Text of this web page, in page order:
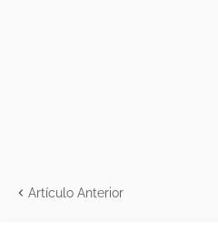
Artículo Anterior